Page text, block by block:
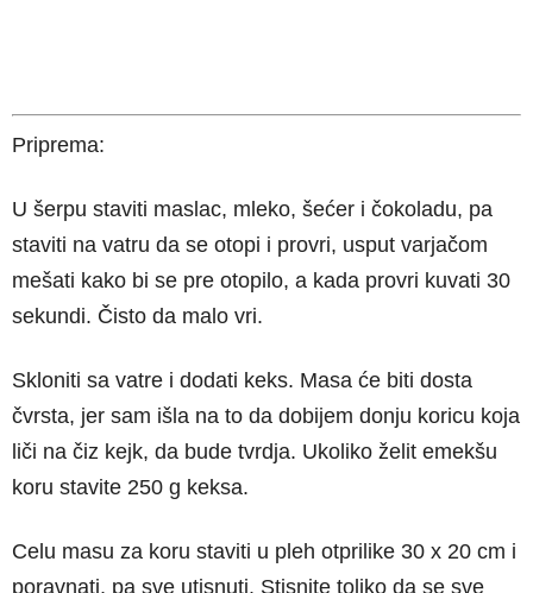
Priprema:
U šerpu staviti maslac, mleko, šećer i čokoladu, pa
staviti na vatru da se otopi i provri, usput varjačom
mešati kako bi se pre otopilo, a kada provri kuvati 30
sekundi. Čisto da malo vri.
Skloniti sa vatre i dodati keks. Masa će biti dosta
čvrsta, jer sam išla na to da dobijem donju koricu koja
liči na čiz kejk, da bude tvrdja. Ukoliko želit emekšu
koru stavite 250 g keksa.
Celu masu za koru staviti u pleh otprilike 30 x 20 cm i
poravnati, pa sve utisnuti. Stisnite toliko da se sve